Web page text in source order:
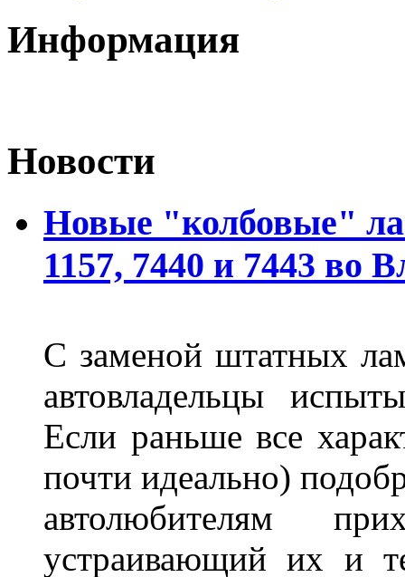
Информация
Новости
Новые "колбовые"
1157, 7440 и 7443 во
С заменой штатных
автовладельцы
Если раньше все
почти идеально)
автолюбителям
устраивающий их и